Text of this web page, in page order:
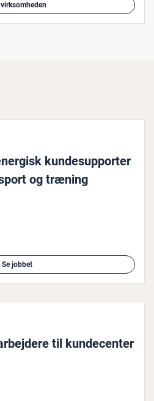
kun­desup­por­ter
og træning
Se jobbet
til kun­de­cen­ter